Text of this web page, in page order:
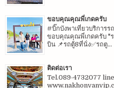
ขอบคุณคุณพี่เกดครับ
#บิ๊กบังพาเที่ยวบริการร
ขอบคุณคุณพี่เกดครับ "
บิน 📌รถตู้8ที่นั่ง✅รถตู...
ติดต่อเรา
Tel.089-4732077